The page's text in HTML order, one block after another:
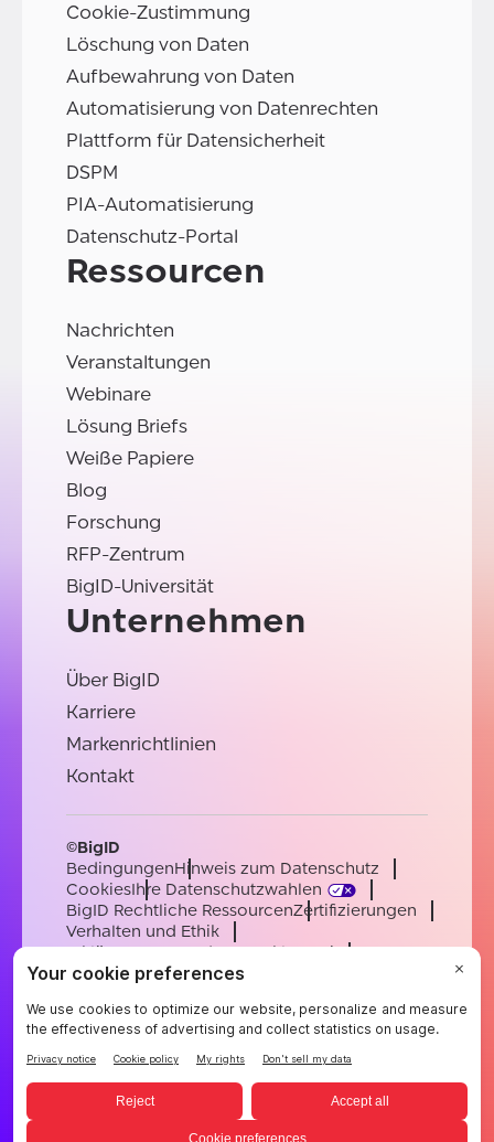
Cookie-Zustimmung
Löschung von Daten
Aufbewahrung von Daten
Automatisierung von Datenrechten
Plattform für Datensicherheit
DSPM
PIA-Automatisierung
Datenschutz-Portal
Ressourcen
Nachrichten
Veranstaltungen
Webinare
Lösung Briefs
Weiße Papiere
Blog
Forschung
RFP-Zentrum
BigID-Universität
Unternehmen
Über BigID
Karriere
Markenrichtlinien
Kontakt
©BigID
BedingungenHinweis zum Datenschutz
CookiesIhre Datenschutzwahlen
BigID Rechtliche RessourcenZertifizierungen
Verhalten und Ethik
Erklärung zur modernen Sklaverei
Unterauftragsverarbeiter
EnglishGermanFrenchSpanishPortuguese